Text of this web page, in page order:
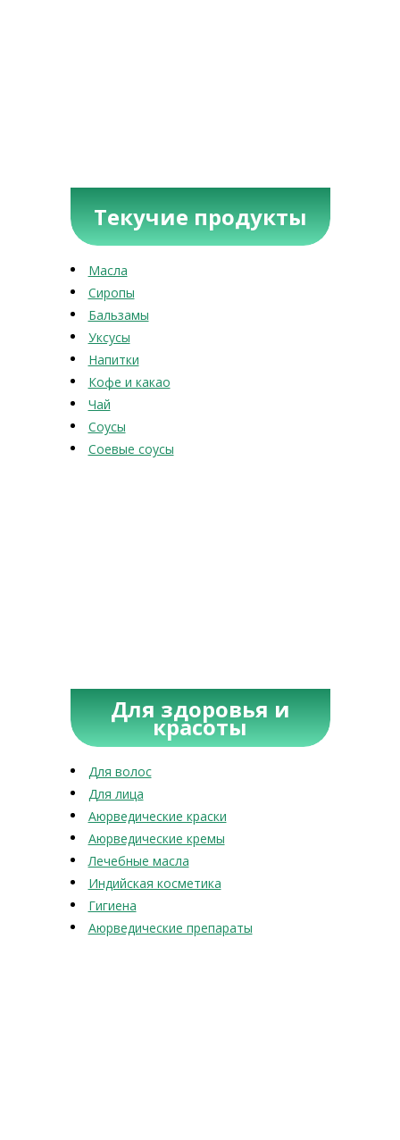
Текучие продукты
Масла
Сиропы
Бальзамы
Уксусы
Напитки
Кофе и какао
Чай
Соусы
Соевые соусы
Для здоровья и
красоты
Для волос
Для лица
Аюрведические краски
Аюрведические кремы
Лечебные масла
Индийская косметика
Гигиена
Аюрведические препараты